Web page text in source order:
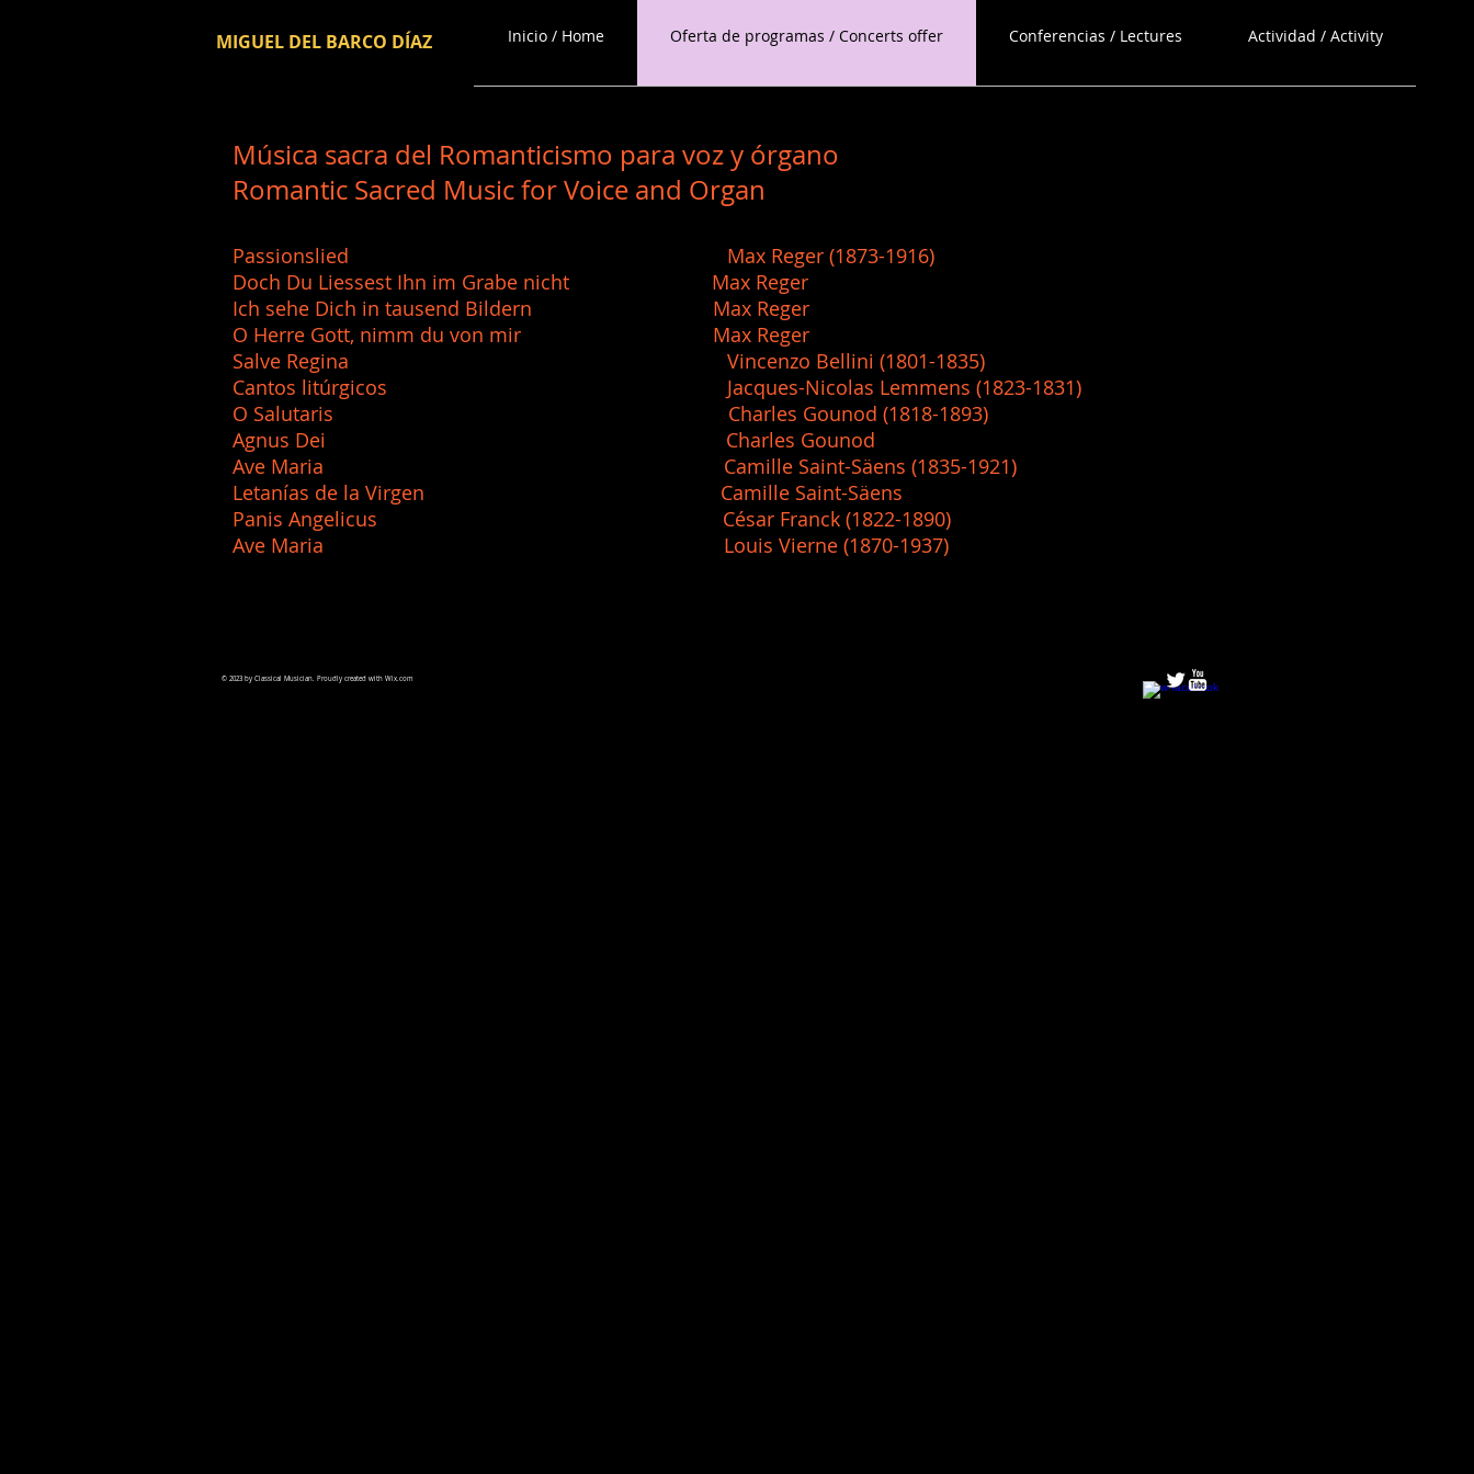
MIGUEL DEL BARCO DÍAZ Inicio / Home Oferta de programas / Concerts offer Conferencias / Lectures Actividad / Activity
Música sacra del Romanticismo para voz y órgano
Romantic Sacred Music for Voice and Organ
Passionslied Max Reger (1873-1916)
Doch Du Liessest Ihn im Grabe nicht Max Reger
Ich sehe Dich in tausend Bildern Max Reger
O Herre Gott, nimm du von mir Max Reger
Salve Regina Vincenzo Bellini (1801-1835)
Cantos litúrgicos Jacques-Nicolas Lemmens (1823-1831)
O Salutaris Charles Gounod (1818-1893)
Agnus Dei Charles Gounod
Ave Maria Camille Saint-Säens (1835-1921)
Letanías de la Virgen Camille Saint-Säens
Panis Angelicus César Franck (1822-1890)
Ave Maria Louis Vierne (1870-1937)
© 2023 by Classical Musician. Proudly created with Wix.com